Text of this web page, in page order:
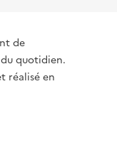
de
quotidien.
réalisé en